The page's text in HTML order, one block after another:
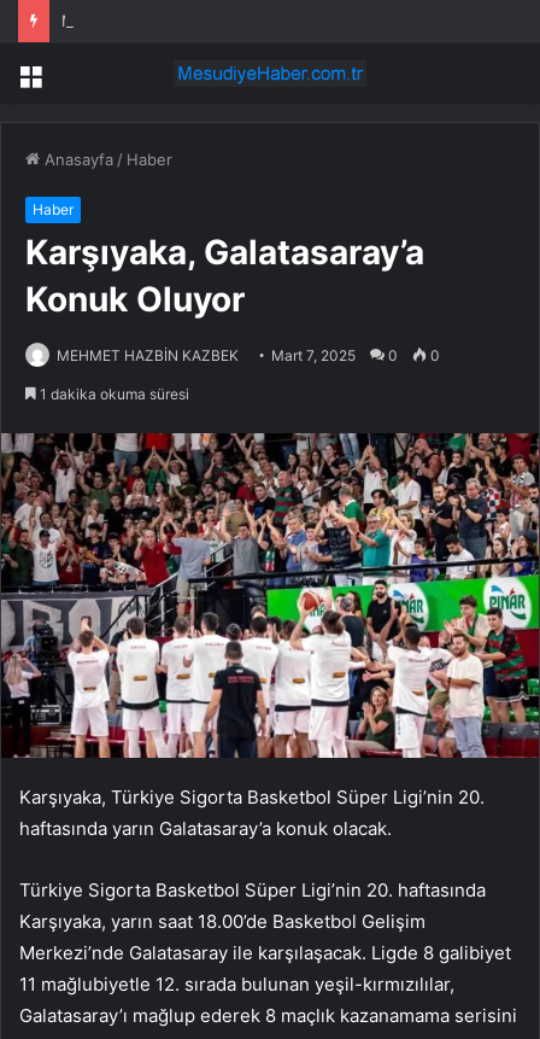
Malatya’da Kurban Bayramı Tedbirleri Açıklandı
Menü
Anasayfa / Haber
Haber
Karşıyaka, Galatasaray’a
Konuk Oluyor
MEHMET HAZBİN KAZBEK Mart 7, 2025 0 0
1 dakika okuma süresi
Karşıyaka, Türkiye Sigorta Basketbol Süper Ligi’nin 20.
haftasında yarın Galatasaray’a konuk olacak.
Türkiye Sigorta Basketbol Süper Ligi’nin 20. haftasında
Karşıyaka, yarın saat 18.00’de Basketbol Gelişim
Merkezi’nde Galatasaray ile karşılaşacak. Ligde 8 galibiyet
11 mağlubiyetle 12. sırada bulunan yeşil-kırmızılılar,
Galatasaray’ı mağlup ederek 8 maçlık kazanamama serisini